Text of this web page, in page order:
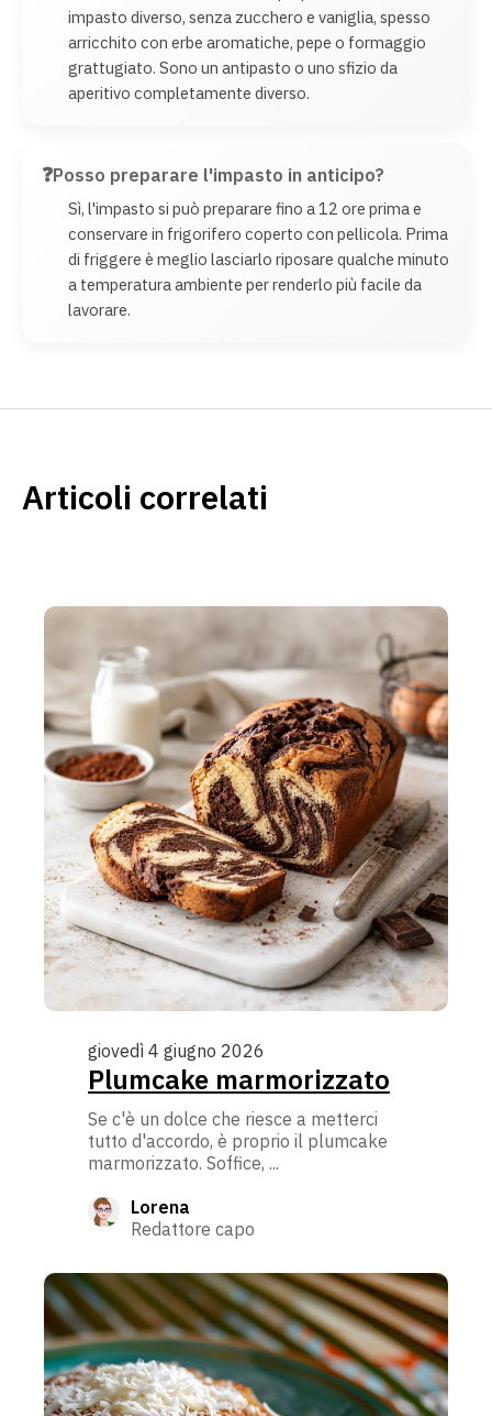
impasto diverso, senza zucchero e vaniglia, spesso
arricchito con erbe aromatiche, pepe o formaggio
grattugiato. Sono un antipasto o uno sfizio da
aperitivo completamente diverso.
Posso preparare l'impasto in anticipo?
Sì, l'impasto si può preparare fino a 12 ore prima e
conservare in frigorifero coperto con pellicola. Prima
di friggere è meglio lasciarlo riposare qualche minuto
a temperatura ambiente per renderlo più facile da
lavorare.
Articoli correlati
giovedì 4 giugno 2026
Plumcake marmorizzato
Se c'è un dolce che riesce a metterci
tutto d'accordo, è proprio il plumcake
marmorizzato. Soffice, ...
Lorena
Redattore capo